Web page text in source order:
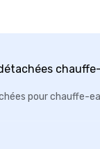
pour chauffe-